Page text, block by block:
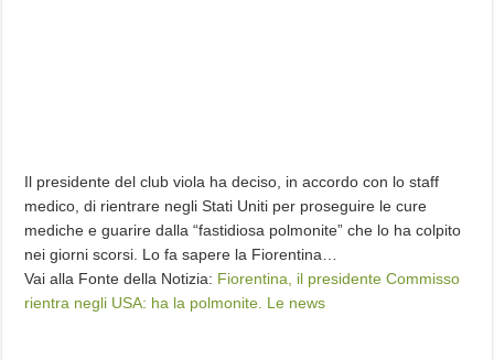
Il presidente del club viola ha deciso, in accordo con lo staff
medico, di rientrare negli Stati Uniti per proseguire le cure
mediche e guarire dalla “fastidiosa polmonite” che lo ha colpito
nei giorni scorsi. Lo fa sapere la Fiorentina…
Vai alla Fonte della Notizia: Fiorentina, il presidente Commisso
rientra negli USA: ha la polmonite. Le news